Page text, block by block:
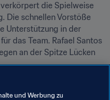
die Spielweise
Die schnellen Vorstöße
Unterstützung in der
das Team. Rafael Santos
an der Spitze Lücken
und Werbung zu